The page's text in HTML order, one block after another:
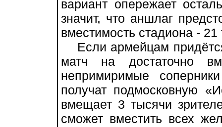
вариант опережает
значит, что аншлаг
вместимость стадиона -
Если армейцам
матч на достаточно
непримиримые
получат подмосковную
вмещает 3 тысячи
сможет вместить всех